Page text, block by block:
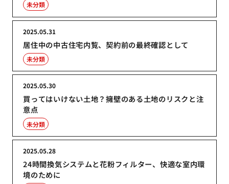
未分類
居住中の中古住宅内覧、契約前の最終確認として
2025.05.31
未分類
買ってはいけない土地？擁壁のある土地のリスクと注
意点
2025.05.30
未分類
24時間換気システムと花粉フィルター、快適な室内環
境のために
2025.05.28